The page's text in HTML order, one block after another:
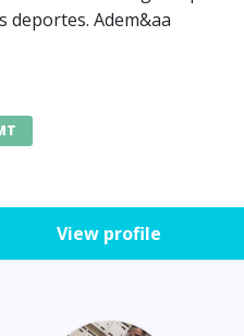
deportes. Adem&aa
View profile